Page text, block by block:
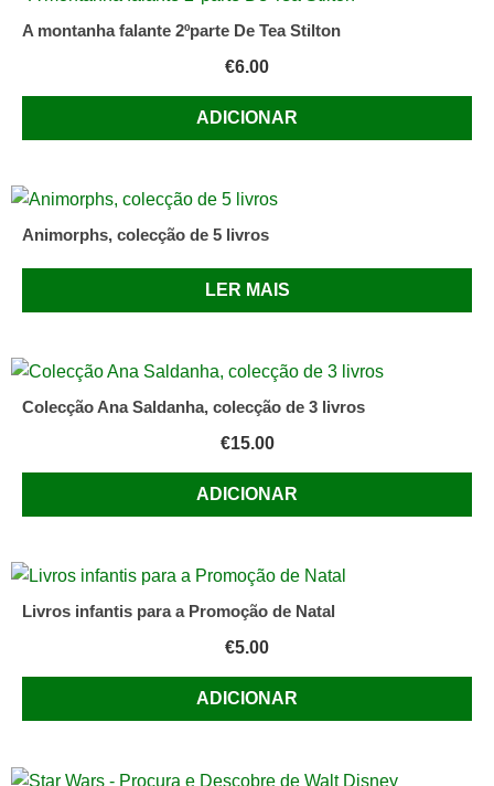
A montanha falante 2ºparte De Tea Stilton
€6.00
ADICIONAR
Animorphs, colecção de 5 livros
LER MAIS
Colecção Ana Saldanha, colecção de 3 livros
€15.00
ADICIONAR
Livros infantis para a Promoção de Natal
€5.00
ADICIONAR